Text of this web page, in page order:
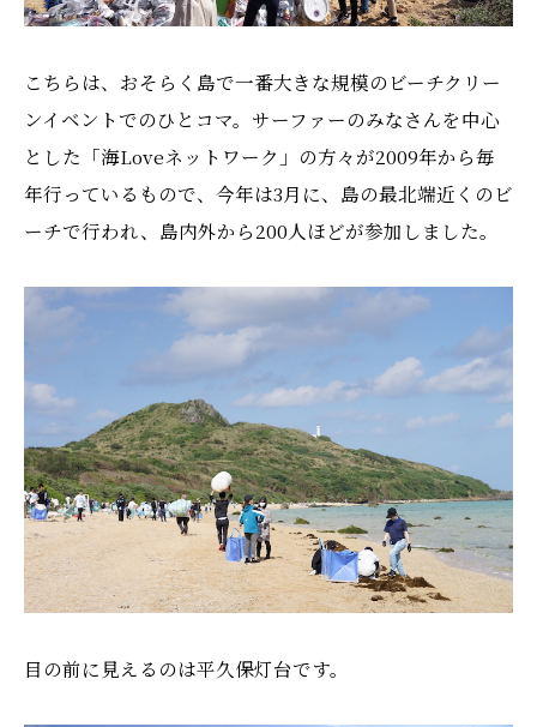
こちらは、おそらく島で一番大きな規模のビーチクリー
ンイベントでのひとコマ。サーファーのみなさんを中心
とした「海Loveネットワーク」の方々が2009年から毎
年行っているもので、今年は3月に、島の最北端近くのビ
ーチで行われ、島内外から200人ほどが参加しました。
目の前に見えるのは平久保灯台です。